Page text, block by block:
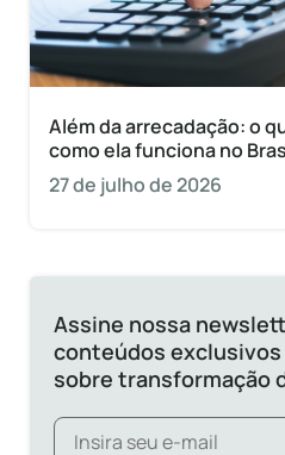
Além da arrecadação: o
como ela funciona no
27 de julho de 2026
Assine nossa
conteúdos
sobre transformação